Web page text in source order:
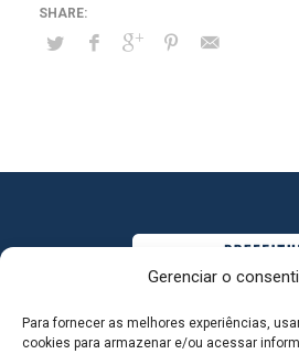
Gerenciar o
Para fornecer as melhores experiências,
cookies para armazenar e/ou acessar